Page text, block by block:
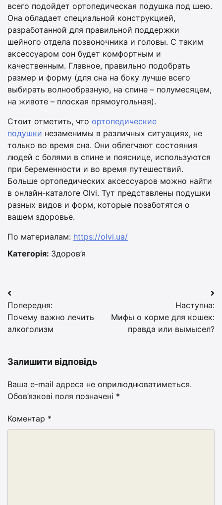
всего подойдет ортопедическая подушка под шею.
Она обладает специальной конструкцией,
разработанной для правильной поддержки
шейного отдела позвоночника и головы. С таким
аксессуаром сон будет комфортным и
качественным. Главное, правильно подобрать
размер и форму (для сна на боку лучше всего
выбирать волнообразную, на спине – полумесяцем,
на животе – плоская прямоугольная).
Стоит отметить, что ортопедические
подушки незаменимы в различных ситуациях, не
только во время сна. Они облегчают состояния
людей с болями в спине и пояснице, используются
при беременности и во время путешествий.
Больше ортопедических аксессуаров можно найти
в онлайн-каталоге Olvi. Тут представлены подушки
разных видов и форм, которые позаботятся о
вашем здоровье.
По материалам: https://olvi.ua/
Категорія: Здоров’я
Навігація
записів
Попередня:
Почему важно лечить
алкоголизм
Наступна:
Мифы о корме для кошек:
правда или вымысел?
Залишити відповідь
Ваша e-mail адреса не оприлюднюватиметься.
Обов’язкові поля позначені *
Коментар *